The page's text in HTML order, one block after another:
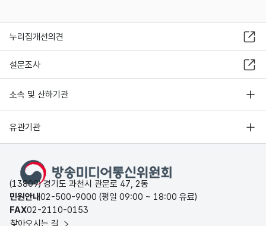
누리집개선의견
설문조사
소속 및 산하기관
유관기관
(13809) 경기도 과천시 관문로 47, 2동
민원안내02-500-9000 (평일 09:00 ~ 18:00 유료)
FAX02-2110-0153
찾아오시는 길